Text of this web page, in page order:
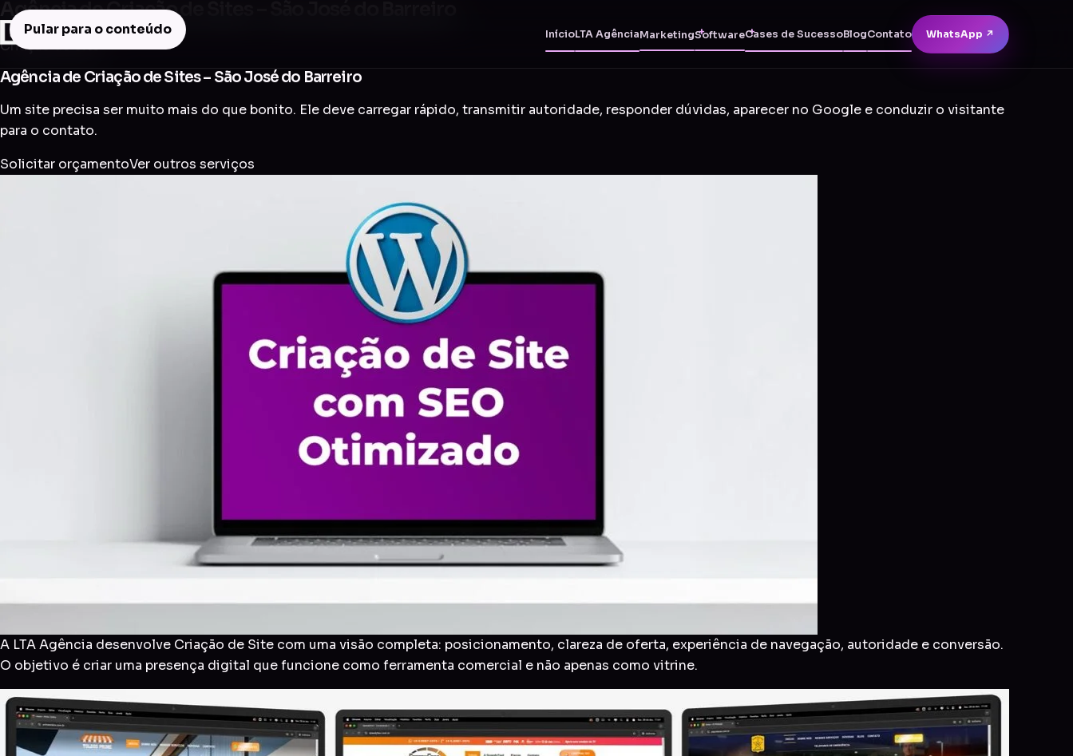
Pular para o conteúdo InícioLTA AgênciaMarketingSoftwareCases de SucessoBlogContato WhatsApp ↗
Agência de Criação de Sites – São José do Barreiro
Criação de Site
Agência de Criação de Sites – São José do Barreiro
Um site precisa ser muito mais do que bonito. Ele deve carregar rápido, transmitir autoridade, responder dúvidas, aparecer no Google e conduzir o visitante
para o contato.
Solicitar orçamentoVer outros serviços
A LTA Agência desenvolve Criação de Site com uma visão completa: posicionamento, clareza de oferta, experiência de navegação, autoridade e conversão.
O objetivo é criar uma presença digital que funcione como ferramenta comercial e não apenas como vitrine.